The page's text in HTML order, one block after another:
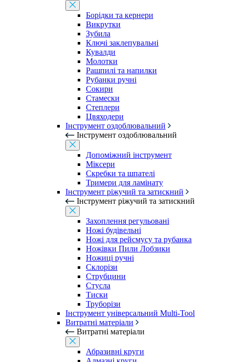
Борідки та кернери
Викрутки
Зубила
Ключі заклепувальні
Кувалди
Молотки
Рашпилі та напилки
Рубанки ручні
Сокири
Стамески
Степлери
Цвяходери
Інструмент оздоблювальний
Інструмент оздоблювальний
Допоміжний інструмент
Міксери
Скребки та шпателі
Тримери для ламінату
Інструмент ріжучий та затискний
Інструмент ріжучий та затискний
Захоплення регульовані
Ножі будівельні
Ножі для рейсмусу та рубанка
Ножівки Пили Лобзики
Ножиці ручні
Склорізи
Струбцини
Стусла
Тиски
Труборізи
Інструмент універсальний Multi-Tool
Витратні матеріали
Витратні матеріали
Абразивні круги